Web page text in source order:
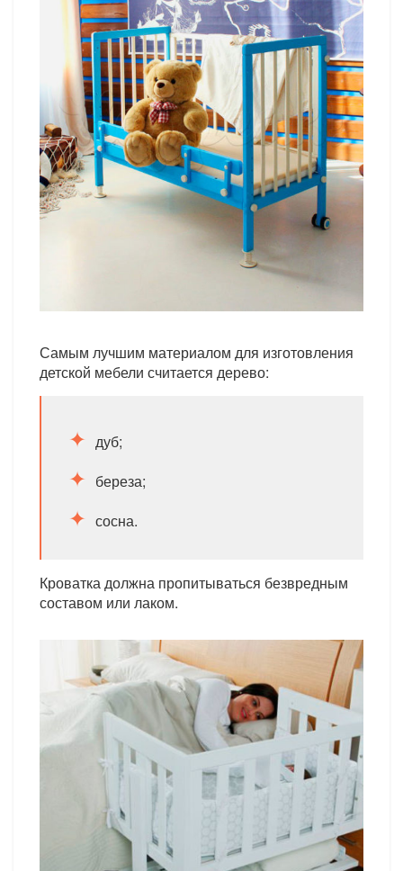
Самым лучшим материалом для изготовления
детской мебели считается дерево:
дуб;
береза;
сосна.
Кроватка должна пропитываться безвредным
составом или лаком.